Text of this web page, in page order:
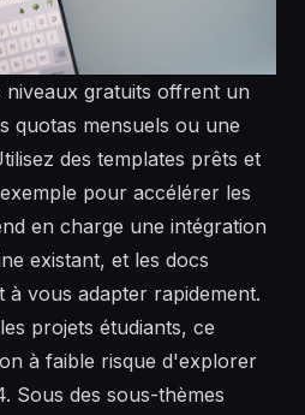
niveaux gratuits offrent un
quotas mensuels ou une
des templates prêts et
pour accélérer les
en charge une intégration
existant, et les docs
à vous adapter rapidement.
projets étudiants, ce
à faible risque d'explorer
Sous des sous-thèmes